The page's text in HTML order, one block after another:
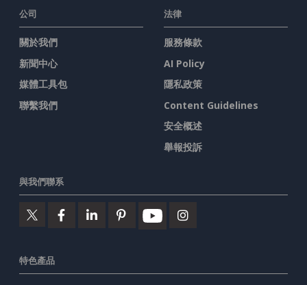
公司
關於我們
新聞中心
媒體工具包
聯繫我們
法律
服務條款
AI Policy
隱私政策
Content Guidelines
安全概述
舉報投訴
與我們聯系
特色產品